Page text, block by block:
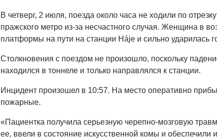
В четверг, 2 июля, поезда около часа не ходили по
пражского метро из-за несчастного случая. Женщина в
платформы на пути на станции Háje и сильно ударилась
Столкновения с поездом не произошло, поскольку
находился в тоннеле и только направлялся к станции.
Инцидент произошел в 10:57. На место оперативно
пожарные.
«Пациентка получила серьезную черепно-мозговую
ее, ввели в состояние искусственной комы и обеспечили